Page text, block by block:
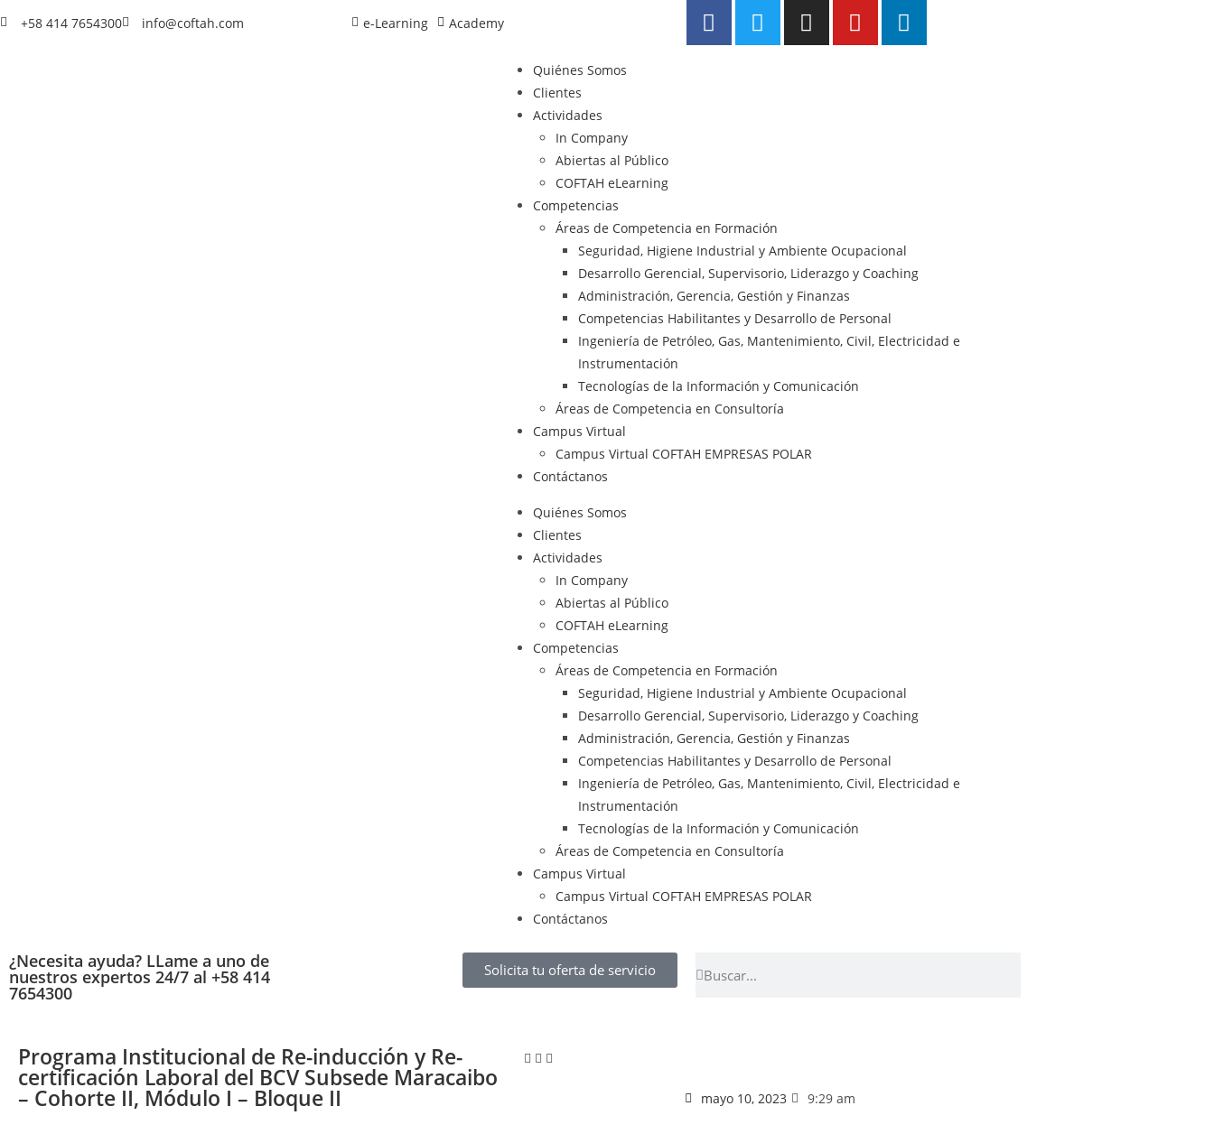
+58 414 7654300 info@coftah.com e-Learning Academy
Quiénes Somos
Clientes
Actividades
In Company
Abiertas al Público
COFTAH eLearning
Competencias
Áreas de Competencia en Formación
Seguridad, Higiene Industrial y Ambiente Ocupacional
Desarrollo Gerencial, Supervisorio, Liderazgo y Coaching
Administración, Gerencia, Gestión y Finanzas
Competencias Habilitantes y Desarrollo de Personal
Ingeniería de Petróleo, Gas, Mantenimiento, Civil, Electricidad e
Instrumentación
Tecnologías de la Información y Comunicación
Áreas de Competencia en Consultoría
Campus Virtual
Campus Virtual COFTAH EMPRESAS POLAR
Contáctanos
Quiénes Somos
Clientes
Actividades
In Company
Abiertas al Público
COFTAH eLearning
Competencias
Áreas de Competencia en Formación
Seguridad, Higiene Industrial y Ambiente Ocupacional
Desarrollo Gerencial, Supervisorio, Liderazgo y Coaching
Administración, Gerencia, Gestión y Finanzas
Competencias Habilitantes y Desarrollo de Personal
Ingeniería de Petróleo, Gas, Mantenimiento, Civil, Electricidad e
Instrumentación
Tecnologías de la Información y Comunicación
Áreas de Competencia en Consultoría
Campus Virtual
Campus Virtual COFTAH EMPRESAS POLAR
Contáctanos
¿Necesita ayuda? LLame a uno de
nuestros expertos 24/7 al +58 414
7654300
Solicita tu oferta de servicio
Programa Institucional de Re-inducción y Re-
certificación Laboral del BCV Subsede Maracaibo
– Cohorte II, Módulo I – Bloque II mayo 10, 2023 9:29 am